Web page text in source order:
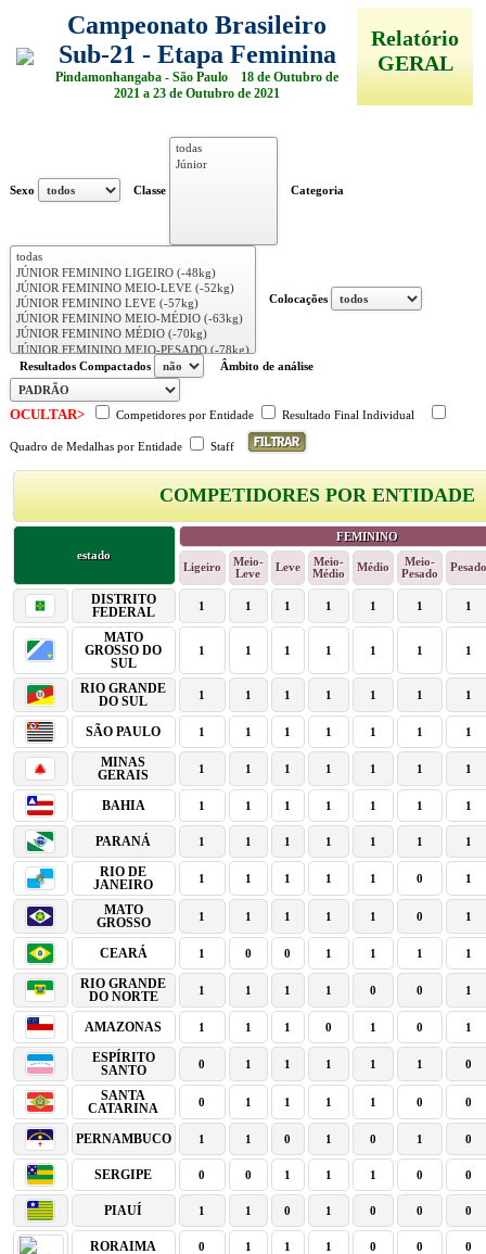
Campeonato Brasileiro
Sub-21 - Etapa Feminina
Pindamonhangaba - São Paulo 18 de Outubro de
2021 a 23 de Outubro de 2021
Relatório
GERAL
Sexo Classe Categoria
Colocações
Resultados Compactados Âmbito de análise
OCULTAR> Competidores por Entidade Resultado Final Individual
Quadro de Medalhas por Entidade Staff
COMPETIDORES POR ENTIDADE
estado
FEMININO
Ligeiro
Meio-
Leve
Leve
Meio-
Médio
Médio
Meio-
Pesado
Pesado
DISTRITO
FEDERAL
1 1 1 1 1 1 1
MATO
GROSSO DO
SUL
1 1 1 1 1 1 1
RIO GRANDE
DO SUL
1 1 1 1 1 1 1
SÃO PAULO 1 1 1 1 1 1 1
MINAS
GERAIS
1 1 1 1 1 1 1
BAHIA 1 1 1 1 1 1 1
PARANÁ 1 1 1 1 1 1 1
RIO DE
JANEIRO
1 1 1 1 1 0 1
MATO
GROSSO
1 1 1 1 1 0 1
CEARÁ 1 0 0 1 1 1 1
RIO GRANDE
DO NORTE
1 1 1 1 0 0 1
AMAZONAS 1 1 1 0 1 0 1
ESPÍRITO
SANTO
0 1 1 1 1 1 0
SANTA
CATARINA
0 1 1 1 1 0 0
PERNAMBUCO 1 1 0 1 0 1 0
SERGIPE 0 0 1 1 1 0 0
PIAUÍ 1 1 0 1 0 0 0
RORAIMA 0 1 1 1 0 0 0